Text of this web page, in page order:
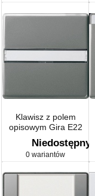
Klawisz z polem
opisowym Gira E22
naturalny stalowy
Niedostępny
0 wariantów